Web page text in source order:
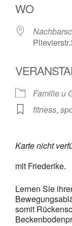
WO
Familie u
fitness,
Karte nicht
mit Friederike.
Lernen Sie
somit